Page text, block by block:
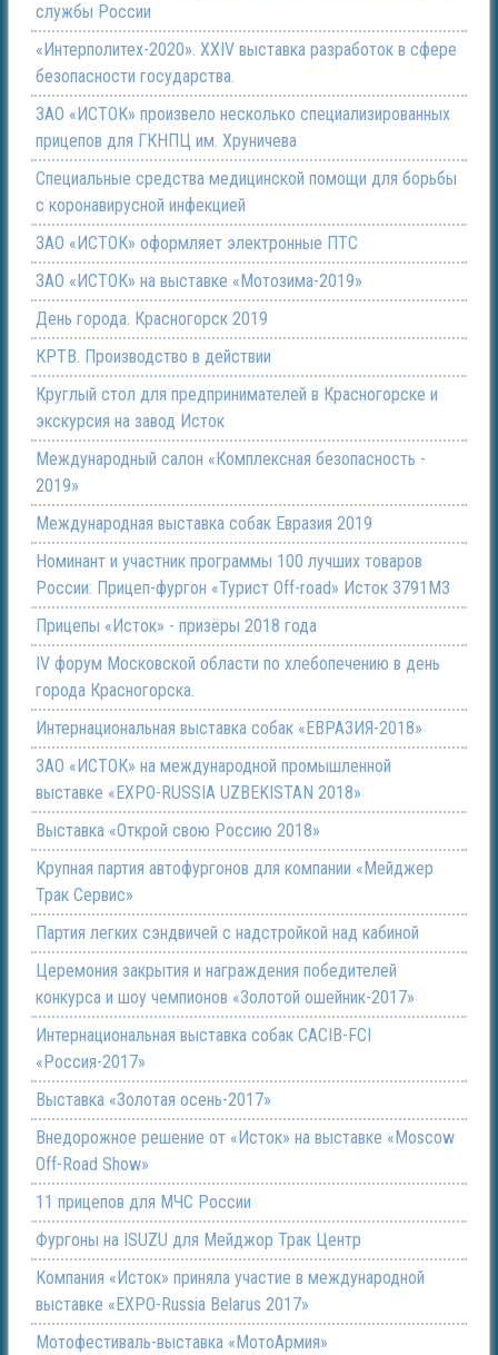
службы России
«Интерполитех-2020». ХХIV выставка разработок в сфере
безопасности государства.
ЗАО «ИСТОК» произвело несколько специализированных
прицепов для ГКНПЦ им. Хруничева
Специальные средства медицинской помощи для борьбы
с коронавирусной инфекцией
ЗАО «ИСТОК» оформляет электронные ПТС
ЗАО «ИСТОК» на выставке «Мотозима-2019»
День города. Красногорск 2019
КРТВ. Производство в действии
Круглый стол для предпринимателей в Красногорске и
экскурсия на завод Исток
Международный салон «Комплексная безопасность -
2019»
Международная выставка собак Евразия 2019
Номинант и участник программы 100 лучших товаров
России: Прицеп-фургон «Турист Off-road» Исток 3791М3
Прицепы «Исток» - призёры 2018 года
IV форум Московской области по хлебопечению в день
города Красногорска.
Интернациональная выставка собак «ЕВРАЗИЯ-2018»
ЗАО «ИСТОК» на международной промышленной
выставке «EXPO-RUSSIA UZBEKISTAN 2018»
Выставка «Открой свою Россию 2018»
Крупная партия автофургонов для компании «Мейджер
Трак Сервис»
Партия легких сэндвичей с надстройкой над кабиной
Церемония закрытия и награждения победителей
конкурса и шоу чемпионов «Золотой ошейник-2017»
Интернациональная выставка собак CACIB-FCI
«Россия-2017»
Выставка «Золотая осень-2017»
Внедорожное решение от «Исток» на выставке «Moscow
Off-Road Show»
11 прицепов для МЧС России
Фургоны на ISUZU для Мейджор Трак Центр
Компания «Исток» приняла участие в международной
выставке «EXPO-Russia Belarus 2017»
Мотофестиваль-выставка «МотоАрмия»